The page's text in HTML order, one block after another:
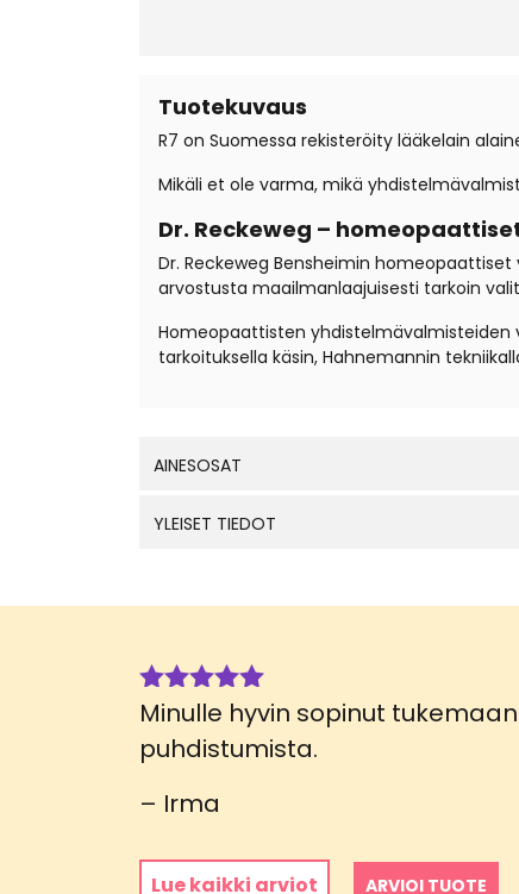
Tuotekuvaus
R7 on Suomessa rekisteröity lääkelain
Mikäli et ole varma, mikä
Dr. Reckeweg –
Dr. Reckeweg Bensheimin
arvostusta maailmanlaajuisesti tarkoin
Homeopaattisten yhdistelmävalmisteiden
tarkoituksella käsin, Hahnemannin
AINESOSAT
YLEISET TIEDOT
Arvostelu
tuotteesta:
5/ 5
Minulle hyvin sopinut
puhdistumista.
– Irma
Lue kaikki arviot ARVIOI TUOTE